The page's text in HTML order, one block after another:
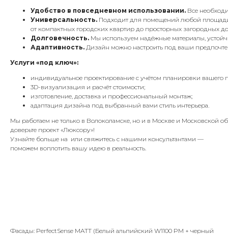
Удобство в повседневном использовании. Все
Универсальность. Подходит для помещений любой
от компактных городских квартир до просторных загородных
Долговечность. Мы используем надёжные материалы,
Адаптивность. Дизайн можно настроить под ваши
Услуги «под ключ»:
индивидуальное проектирование с учётом планировки вашего
3D-визуализация и расчёт стоимости;
изготовление, доставка и профессиональный монтаж;
адаптация дизайна под выбранный вами стиль интерьера.
Мы работаем не только в Волоколамске, но и в Москве и Московской
доверьте проект «Люксору»!
Узнайте больше на или свяжитесь с нашими консультантами —
поможем воплотить вашу идею в реальность.
Фасады: PerfectSense MATT (Белый альпийский W1100 PM + черный